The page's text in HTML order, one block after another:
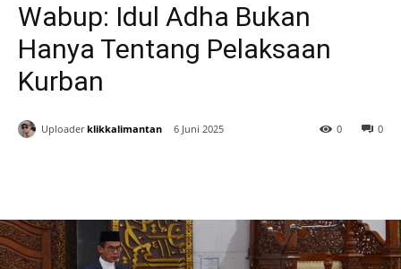
Wabup: Idul Adha Bukan
Hanya Tentang Pelaksaan
Kurban
Uploader klikkalimantan 6 Juni 2025 0
0